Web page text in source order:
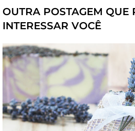
OUTRA POSTAGEM QUE
INTERESSAR VOCÊ